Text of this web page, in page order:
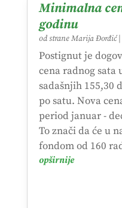
Minimalna
godinu
od straneMarija Đorđić|
Postignut je
cena radnog sata
sadašnjih 155,30
po satu. Nova
period januar -
To znači da će u
fondom od 160
opširnije